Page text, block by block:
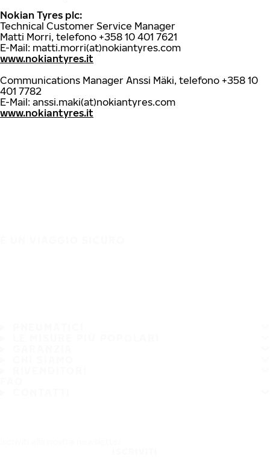
Nokian Tyres plc:
Technical Customer Service Manager
Matti Morri, telefono +358 10 401 7621
E-Mail: matti.morri(at)nokiantyres.com
www.nokiantyres.it
Communications Manager Anssi Mäki, telefono +358 10
401 7782
E-Mail: anssi.maki(at)nokiantyres.com
www.nokiantyres.it